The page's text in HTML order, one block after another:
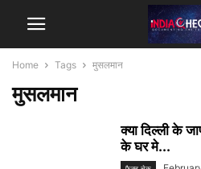
Home Tags मुसलमान
मुसलमान
क्या दिल्ली के
के घर मे...